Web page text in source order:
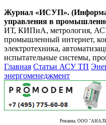
Журнал «ИСУП».
управления в
ИТ, КИПиА, метрология,
промышленный интернет,
электротехника,
испытательные системы,
Главная Статьи АСУ ТП
энергоменеджмент
Реклама. ООО